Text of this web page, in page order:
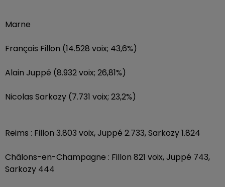
Marne
François Fillon (14.528 voix; 43,6%)
Alain Juppé (8.932 voix; 26,81%)
Nicolas Sarkozy (7.731 voix; 23,2%)
Reims : Fillon 3.803 voix, Juppé 2.733, Sarkozy 1.824
Châlons-en-Champagne : Fillon 821 voix, Juppé 743,
Sarkozy 444